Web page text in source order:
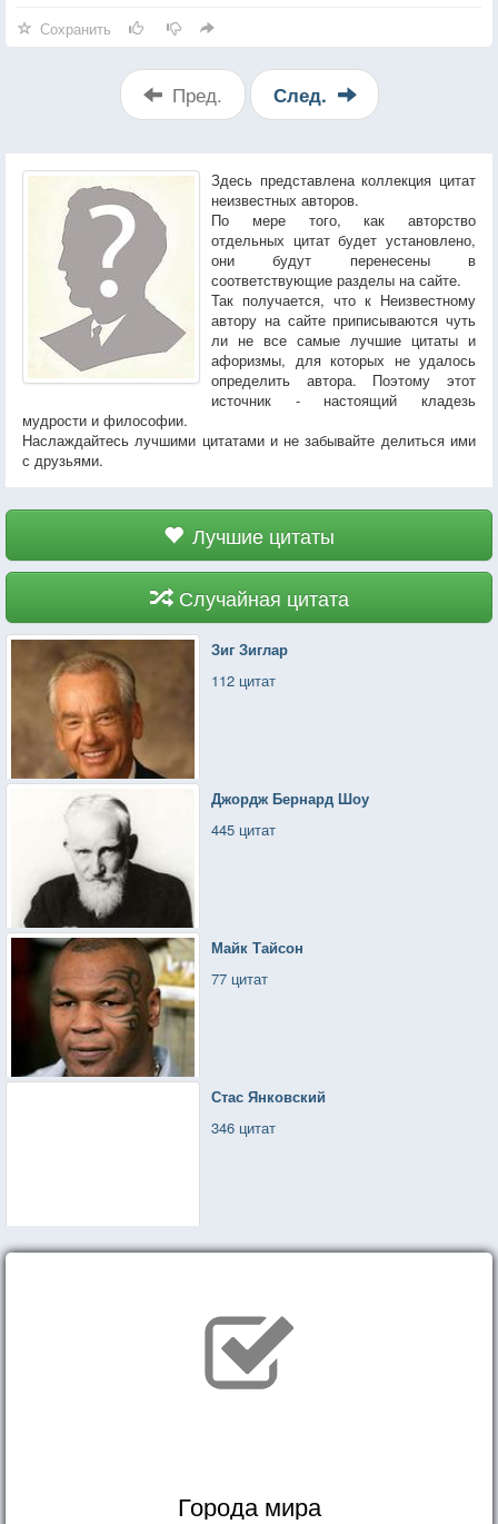
Сохранить
Пред. След.
Здесь представлена коллекция цитат
неизвестных авторов.
По мере того, как авторство
отдельных цитат будет установлено,
они будут перенесены в
соответствующие разделы на сайте.
Так получается, что к Неизвестному
автору на сайте приписываются чуть
ли не все самые лучшие цитаты и
афоризмы, для которых не удалось
определить автора. Поэтому этот
источник - настоящий кладезь
мудрости и философии.
Наслаждайтесь лучшими цитатами и не забывайте делиться ими
с друзьями.
Лучшие цитаты
Случайная цитата
Зиг Зиглар
112 цитат
Джордж Бернард Шоу
445 цитат
Майк Тайсон
77 цитат
Стас Янковский
346 цитат
Города мира